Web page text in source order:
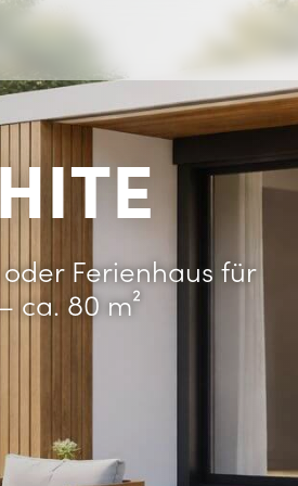
Ferienhaus für
ca. 80 m²